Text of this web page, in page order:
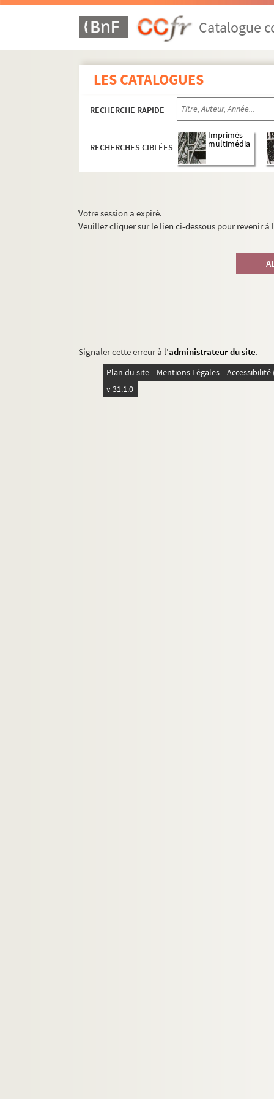
Catalogue
LES CATALOGUES
RECHERCHE RAPIDE
RECHERCHES CIBLÉES
Imprimés
multimédia
Votre session a expiré.
Veuillez cliquer sur le lien ci-dessous pour revenir
Signaler cette erreur à l'administrateur du site.
Plan du site Mentions Légales
v 31.1.0